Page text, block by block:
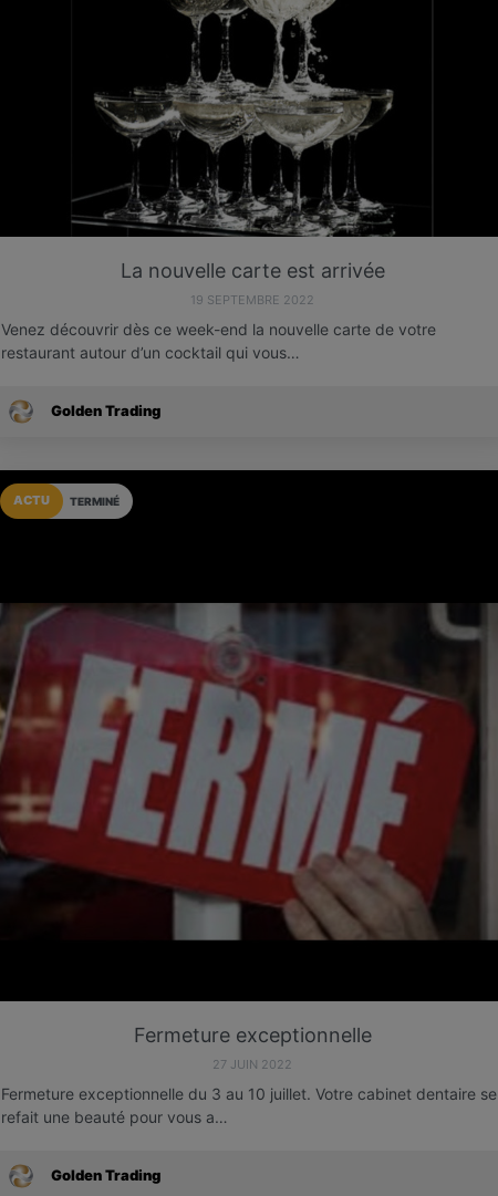
La nouvelle carte est arrivée
19 SEPTEMBRE 2022
Venez découvrir dès ce week-end la nouvelle carte de votre
restaurant autour d’un cocktail qui vous…
Golden Trading
TERMINÉ
ACTU
Fermeture exceptionnelle
27 JUIN 2022
Fermeture exceptionnelle du 3 au 10 juillet. Votre cabinet dentaire se
refait une beauté pour vous a…
Golden Trading